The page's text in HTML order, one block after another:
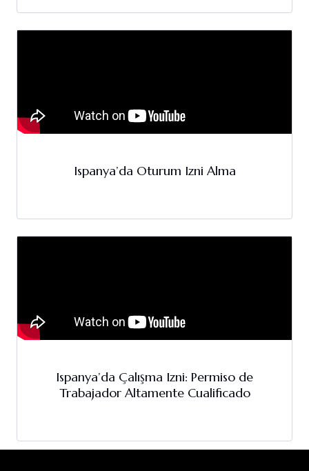
Ispanya’da Oturum Izni Alma
Ispanya’da Çalışma Izni: Permiso de
Trabajador Altamente Cualificado